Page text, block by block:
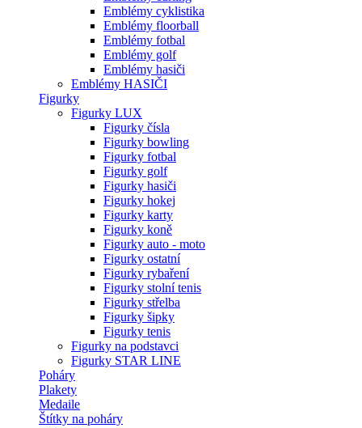
Emblémy cyklistika
Emblémy floorball
Emblémy fotbal
Emblémy golf
Emblémy hasiči
Emblémy HASIČI
Figurky
Figurky LUX
Figurky čísla
Figurky bowling
Figurky fotbal
Figurky golf
Figurky hasiči
Figurky hokej
Figurky karty
Figurky koně
Figurky auto - moto
Figurky ostatní
Figurky rybaření
Figurky stolní tenis
Figurky střelba
Figurky šipky
Figurky tenis
Figurky na podstavci
Figurky STAR LINE
Poháry
Plakety
Medaile
Štítky na poháry